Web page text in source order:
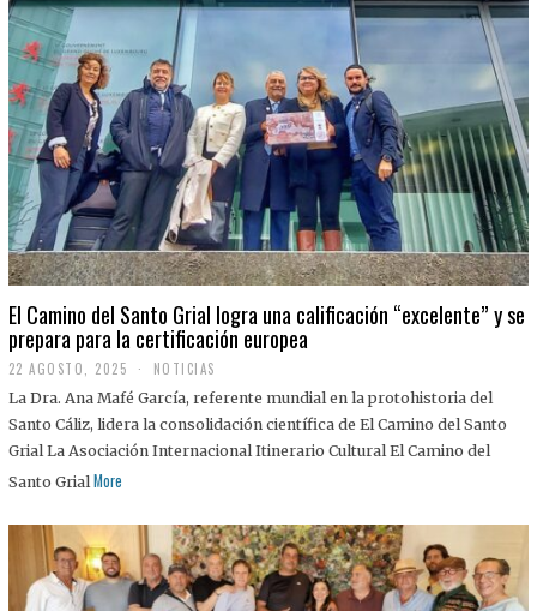
El Camino del Santo Grial logra una calificación “excelente” y se
prepara para la certificación europea
22 AGOSTO, 2025
2
A
G
O
S
2
5
NOTICIAS
La Dra. Ana Mafé García, referente mundial en la protohistoria del
Santo Cáliz, lidera la consolidación científica de El Camino del Santo
Grial La Asociación Internacional Itinerario Cultural El Camino del
Santo Grial More